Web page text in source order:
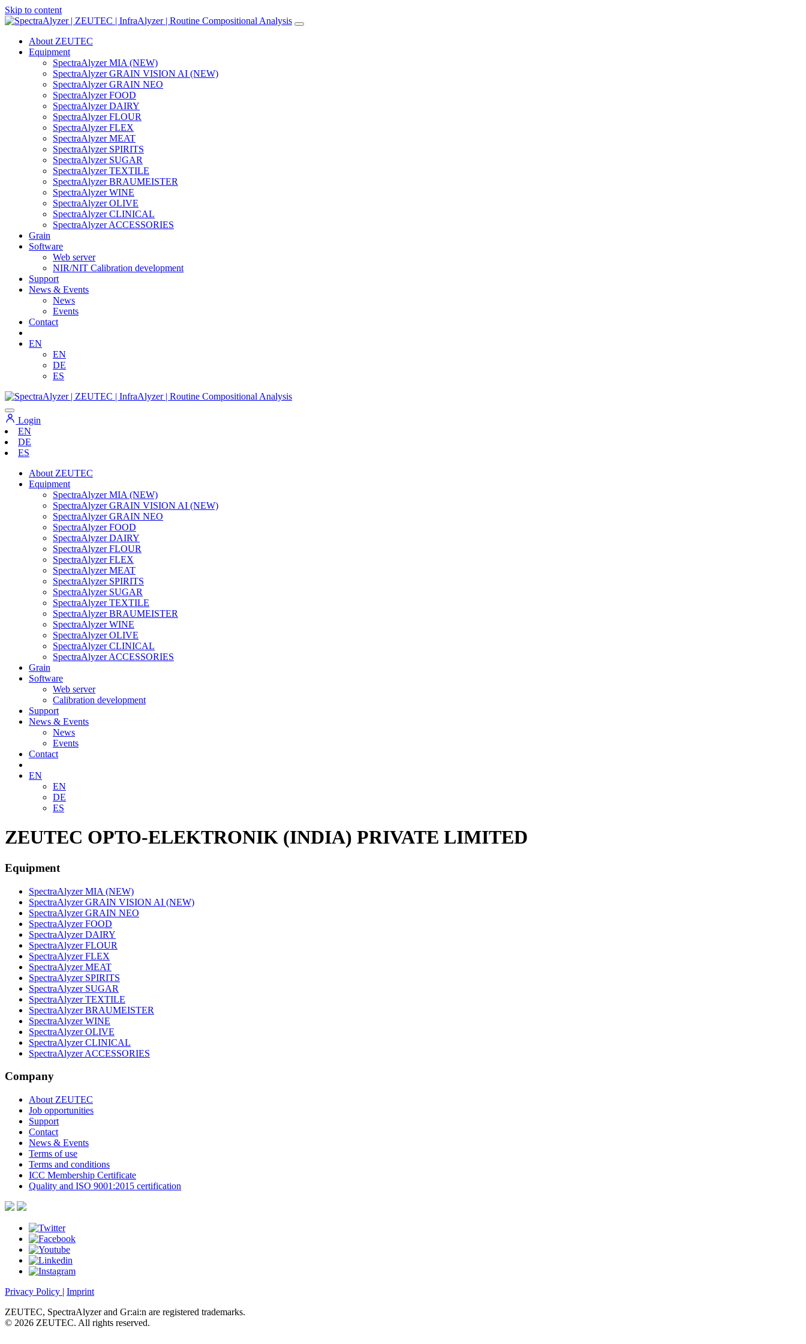
Skip to content
Main
Navigation
About ZEUTEC
Equipment
SpectraAlyzer MIA (NEW)
SpectraAlyzer GRAIN VISION AI (NEW)
SpectraAlyzer GRAIN NEO
SpectraAlyzer FOOD
SpectraAlyzer DAIRY
SpectraAlyzer FLOUR
SpectraAlyzer FLEX
SpectraAlyzer MEAT
SpectraAlyzer SPIRITS
SpectraAlyzer SUGAR
SpectraAlyzer TEXTILE
SpectraAlyzer BRAUMEISTER
SpectraAlyzer WINE
SpectraAlyzer OLIVE
SpectraAlyzer CLINICAL
SpectraAlyzer ACCESSORIES
Grain
Software
Web server
NIR/NIT Calibration development
Support
News & Events
News
Events
Contact
EN
EN
DE
ES
Login
EN
DE
ES
About ZEUTEC
Equipment
SpectraAlyzer MIA (NEW)
SpectraAlyzer GRAIN VISION AI (NEW)
SpectraAlyzer GRAIN NEO
SpectraAlyzer FOOD
SpectraAlyzer DAIRY
SpectraAlyzer FLOUR
SpectraAlyzer FLEX
SpectraAlyzer MEAT
SpectraAlyzer SPIRITS
SpectraAlyzer SUGAR
SpectraAlyzer TEXTILE
SpectraAlyzer BRAUMEISTER
SpectraAlyzer WINE
SpectraAlyzer OLIVE
SpectraAlyzer CLINICAL
SpectraAlyzer ACCESSORIES
Grain
Software
Web server
Calibration development
Support
News & Events
News
Events
Contact
EN
EN
DE
ES
ZEUTEC OPTO-ELEKTRONIK (INDIA) PRIVATE LIMITED
Equipment
SpectraAlyzer MIA (NEW)
SpectraAlyzer GRAIN VISION AI (NEW)
SpectraAlyzer GRAIN NEO
SpectraAlyzer FOOD
SpectraAlyzer DAIRY
SpectraAlyzer FLOUR
SpectraAlyzer FLEX
SpectraAlyzer MEAT
SpectraAlyzer SPIRITS
SpectraAlyzer SUGAR
SpectraAlyzer TEXTILE
SpectraAlyzer BRAUMEISTER
SpectraAlyzer WINE
SpectraAlyzer OLIVE
SpectraAlyzer CLINICAL
SpectraAlyzer ACCESSORIES
Company
About ZEUTEC
Job opportunities
Support
Contact
News & Events
Terms of use
Terms and conditions
ICC Membership Certificate
Quality and ISO 9001:2015 certification
Privacy Policy | Imprint
ZEUTEC, SpectraAlyzer and Gr:ai:n are registered trademarks.
© 2026 ZEUTEC. All rights reserved.